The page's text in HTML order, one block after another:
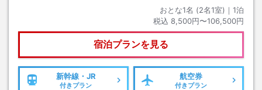
おとな1名 (2名1室)｜ 1泊
税込 8,500円〜106,500円
宿泊プランを見る
新幹線・JR
付きプラン
航空券
付きプラン